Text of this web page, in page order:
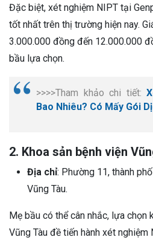
Đặc biệt, xét nghiệm NIPT tại
tốt nhất trên thị trường hiện nay.
3.000.000 đồng đến 12.000.000
bầu lựa chọn.
>>>>Tham khảo chi tiết:
Bao Nhiêu? Có Mấy Gói
2. Khoa sản bệnh viện
Địa chỉ: Phường 11, thành
Vũng Tàu.
Mẹ bầu có thể cân nhắc, lựa chọn
Vũng Tàu đề tiến hành xét